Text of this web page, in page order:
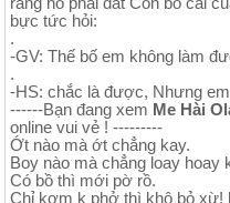
bực tức hỏi:
.
-GV: Thế bố em không làm
.
-HS: chắc là được, Nhưng
------Bạn đang xem Me Hài
online vui vẻ ! ---------
Ớt nào mà ớt chẳng kay.
Boy nào mà chẳng loay hoay
Có bồ thì mới pờ rồ.
Chỉ kơm k phở thì khô bỏ xừ!